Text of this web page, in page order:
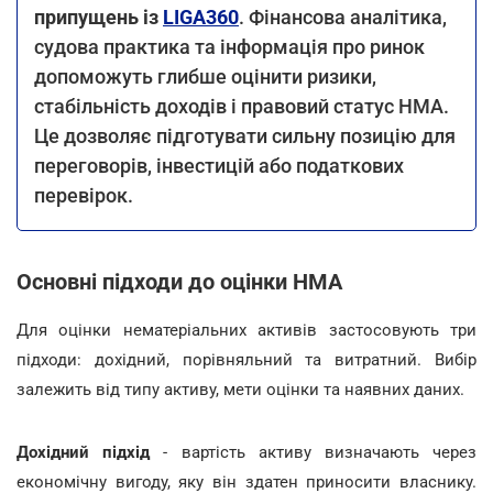
припущень із LIGA360. Фінансова аналітика,
судова практика та інформація про ринок
допоможуть глибше оцінити ризики,
стабільність доходів і правовий статус НМА.
Це дозволяє підготувати сильну позицію для
переговорів, інвестицій або податкових
перевірок.
Основні підходи до оцінки НМА
Для оцінки нематеріальних активів застосовують три
підходи: дохідний, порівняльний та витратний. Вибір
залежить від типу активу, мети оцінки та наявних даних.
Дохідний підхід- вартість активу визначають через
економічну вигоду, яку він здатен приносити власнику.